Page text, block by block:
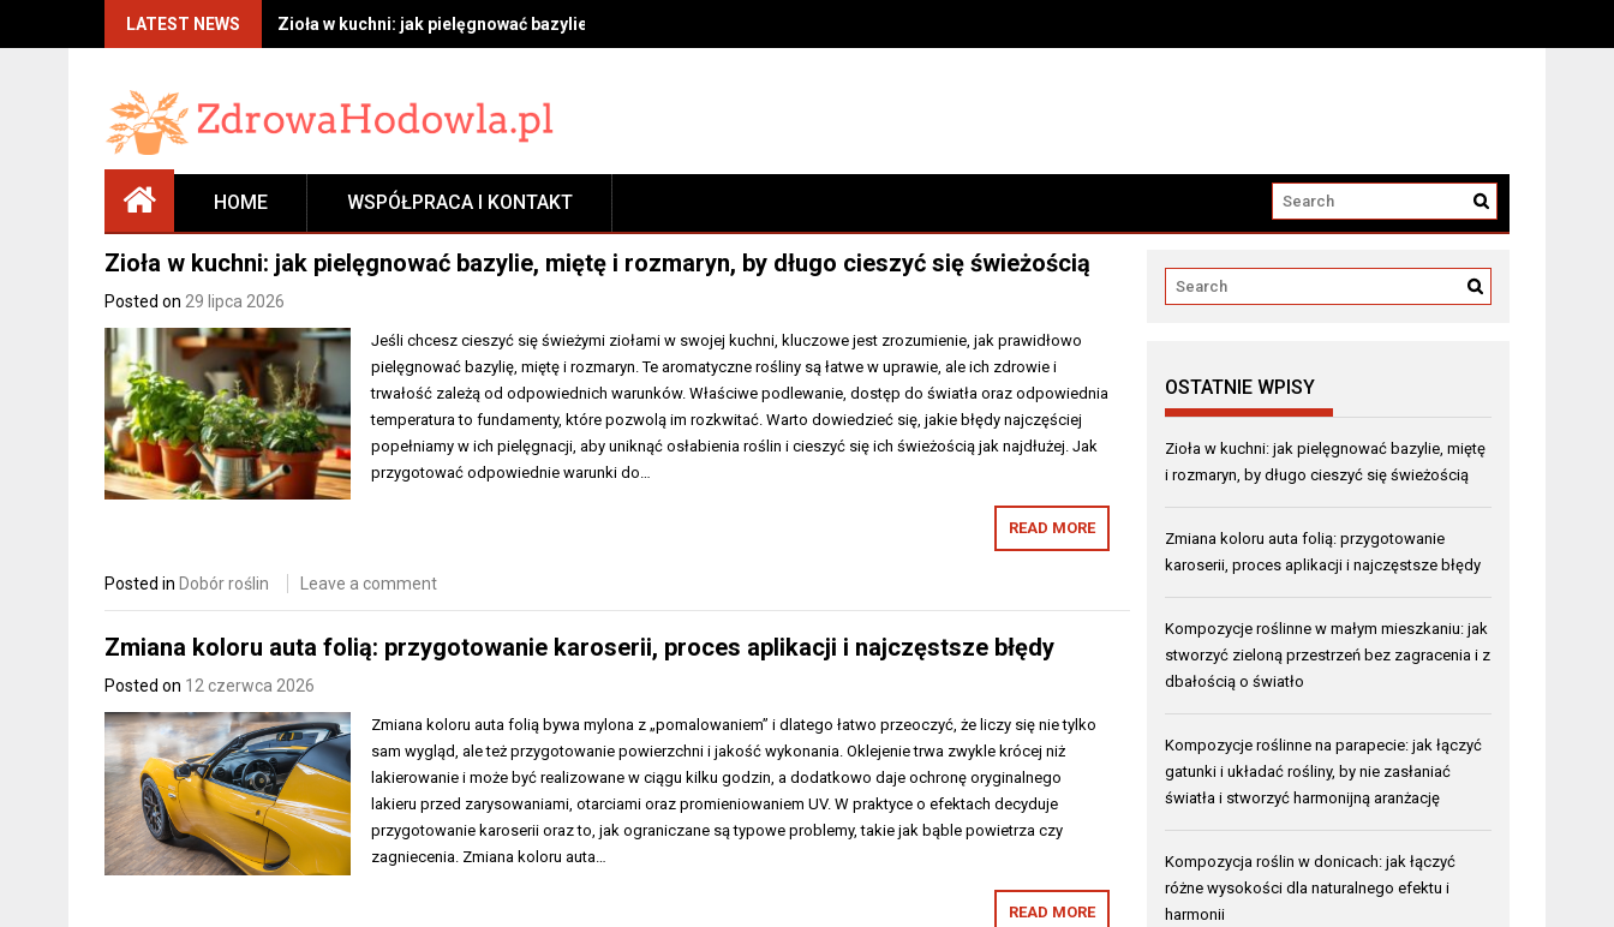
LATEST NEWS Zioła w kuchni: jak pielęgnować bazylie, miętę i rozmaryn, by długo cieszyć się świeżością
HOME WSPÓŁPRACA I KONTAKT
Zioła w kuchni: jak pielęgnować bazylie, miętę i rozmaryn, by długo cieszyć się świeżością
Posted on 29 lipca 2026
Jeśli chcesz cieszyć się świeżymi ziołami w swojej kuchni, kluczowe jest zrozumienie, jak prawidłowo
pielęgnować bazylię, miętę i rozmaryn. Te aromatyczne rośliny są łatwe w uprawie, ale ich zdrowie i
trwałość zależą od odpowiednich warunków. Właściwe podlewanie, dostęp do światła oraz odpowiednia
temperatura to fundamenty, które pozwolą im rozkwitać. Warto dowiedzieć się, jakie błędy najczęściej
popełniamy w ich pielęgnacji, aby uniknąć osłabienia roślin i cieszyć się ich świeżością jak najdłużej. Jak
przygotować odpowiednie warunki do…
READ MORE
Posted in Dobór roślin Leave a comment
Zmiana koloru auta folią: przygotowanie karoserii, proces aplikacji i najczęstsze błędy
Posted on 12 czerwca 2026
Zmiana koloru auta folią bywa mylona z „pomalowaniem” i dlatego łatwo przeoczyć, że liczy się nie tylko
sam wygląd, ale też przygotowanie powierzchni i jakość wykonania. Oklejenie trwa zwykle krócej niż
lakierowanie i może być realizowane w ciągu kilku godzin, a dodatkowo daje ochronę oryginalnego
lakieru przed zarysowaniami, otarciami oraz promieniowaniem UV. W praktyce o efektach decyduje
przygotowanie karoserii oraz to, jak ograniczane są typowe problemy, takie jak bąble powietrza czy
zagniecenia. Zmiana koloru auta…
READ MORE
OSTATNIE WPISY
Zioła w kuchni: jak pielęgnować bazylie, miętę
i rozmaryn, by długo cieszyć się świeżością
Zmiana koloru auta folią: przygotowanie
karoserii, proces aplikacji i najczęstsze błędy
Kompozycje roślinne w małym mieszkaniu: jak
stworzyć zieloną przestrzeń bez zagracenia i z
dbałością o światło
Kompozycje roślinne na parapecie: jak łączyć
gatunki i układać rośliny, by nie zasłaniać
światła i stworzyć harmonijną aranżację
Kompozycja roślin w donicach: jak łączyć
różne wysokości dla naturalnego efektu i
harmonii